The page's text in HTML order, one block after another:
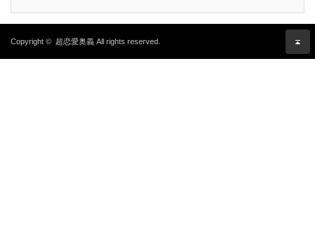
Copyright © 超恋愛奥義 All rights reserved.